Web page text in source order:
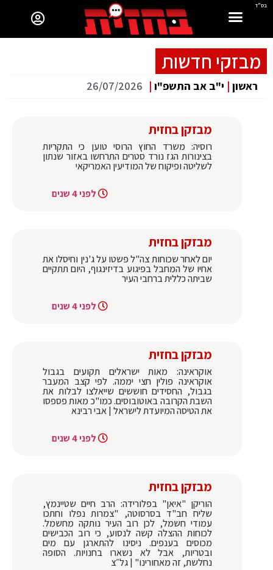
בס"ד
מבזקי חדשות
ראשון | י"ב אב התשפ"ו |
26/07/2026
מבזקן בחזית
רוסיה: משרד החוץ הרוסי טוען כי התקריות
בצינורות הגז נורד סטרים התרחשו באזור שנתון
לשליטה ופיקוח של המודיעין האמריקאי
לפני 4 שנים
מבזקן בחזית
יום לאחר שכוחות צה"ל פשטו על ג'נין וחיסלו את
אחיו של המחבל בפיגוע בדיזינגוף, היום תתקיים
שביתה כללית ברחבי העיר
לפני 4 שנים
מבזקן בחזית
אוקראינה: מאות ישראלים תקועים בגבול
אוקראינה פולין חצי יממה. לפי קצב המעבר
בגבול, החסידים חוששים שייאלצו לבלות את
השבת הקרובה באוטובוסים. כמו"כ מאות פספסו
את הטיסה המיועדת לישראל | אבי רבינא
לפני 4 שנים
מבזקן בחזית
הוריקן "איאן" בפלורידה: הרב חיים שטיינמץ,
שליח חב"ד בסרסוטה, "צמרות נפלו וחתכו
עמודי חשמל, לכן רוב העיר נותקה מחשמל.
לכוחות ההצלה קשה לנסוע, כי רוב הכבישים
מכוסים בענפים. ניסינו להתארגן עם מים
ובטריות, אבל לא נשארו בחנויות. הסופה
נחלשת, זה מאחורינו" | גל״צ